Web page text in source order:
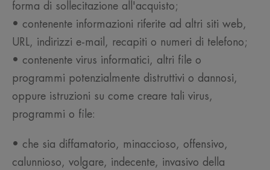
forma di sollecitazione all'acquisto;
• contenente informazioni riferite ad altri siti web,
URL, indirizzi e-mail, recapiti o numeri di telefono;
• contenente virus informatici, altri file o
programmi potenzialmente distruttivi o dannosi,
oppure istruzioni su come creare tali virus,
programmi o file:
• che sia diffamatorio, minaccioso, offensivo,
calunnioso, volgare, indecente, invasivo della